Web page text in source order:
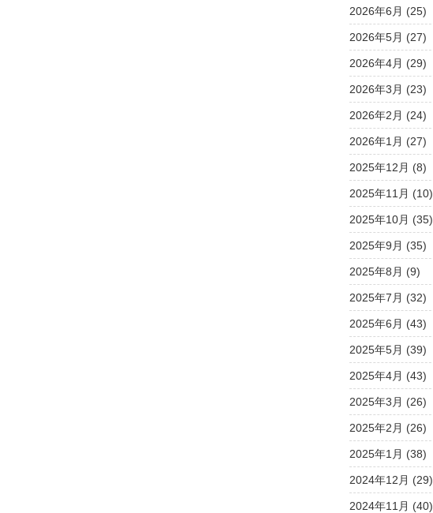
2026年6月 (25)
2026年5月 (27)
2026年4月 (29)
2026年3月 (23)
2026年2月 (24)
2026年1月 (27)
2025年12月 (8)
2025年11月 (10)
2025年10月 (35)
2025年9月 (35)
2025年8月 (9)
2025年7月 (32)
2025年6月 (43)
2025年5月 (39)
2025年4月 (43)
2025年3月 (26)
2025年2月 (26)
2025年1月 (38)
2024年12月 (29)
2024年11月 (40)